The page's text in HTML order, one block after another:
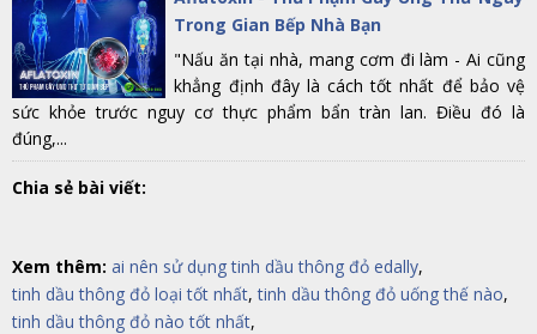
Trong Gian Bếp Nhà Bạn
"Nấu ăn tại nhà, mang cơm đi làm - Ai cũng
khẳng định đây là cách tốt nhất để bảo vệ
sức khỏe trước nguy cơ thực phẩm bẩn tràn lan. Điều đó là
đúng,...
Chia sẻ bài viết:
Xem thêm: ai nên sử dụng tinh dầu thông đỏ edally,
tinh dầu thông đỏ loại tốt nhất, tinh dầu thông đỏ uống thế nào,
tinh dầu thông đỏ nào tốt nhất,